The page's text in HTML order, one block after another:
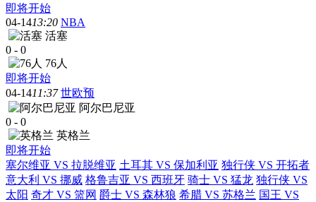
即将开始
04-1413:20 NBA
活塞
0 - 0
76人
即将开始
04-1411:37 世欧预
阿尔巴尼亚
0 - 0
英格兰
即将开始
塞尔维亚 VS 拉脱维亚 土耳其 VS 保加利亚 独行侠 VS 开拓者
意大利 VS 挪威 格鲁吉亚 VS 西班牙 骑士 VS 猛龙 独行侠 VS
太阳 奇才 VS 篮网 爵士 VS 森林狼 希腊 VS 苏格兰 国王 VS